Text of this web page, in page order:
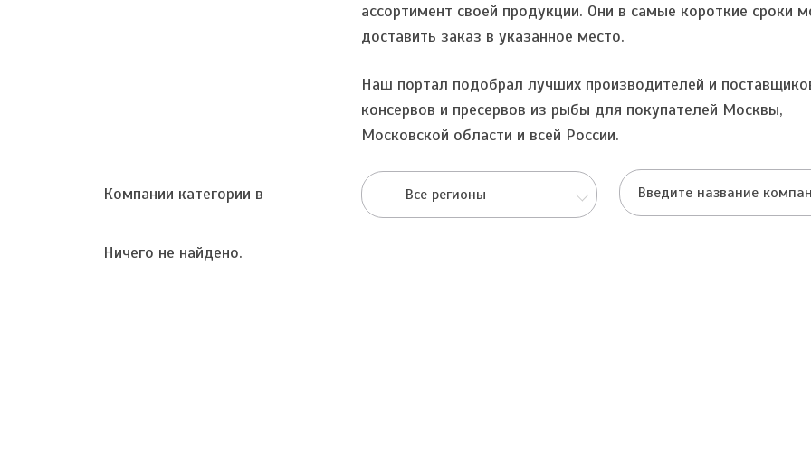
ассортимент своей продукции. Они в самые короткие сроки
доставить заказ в указанное место.
Наш портал подобрал лучших производителей и
консервов и пресервов из рыбы для покупателей Москвы,
Московской области и всей России.
Компании категории в Все регионы
Ничего не найдено.